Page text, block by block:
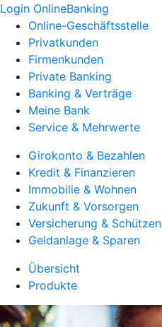
Login OnlineBanking
Online-Geschäftsstelle
Privatkunden
Firmenkunden
Private Banking
Banking & Verträge
Meine Bank
Service & Mehrwerte
Girokonto & Bezahlen
Kredit & Finanzieren
Immobilie & Wohnen
Zukunft & Vorsorgen
Versicherung & Schützen
Geldanlage & Sparen
Übersicht
Produkte